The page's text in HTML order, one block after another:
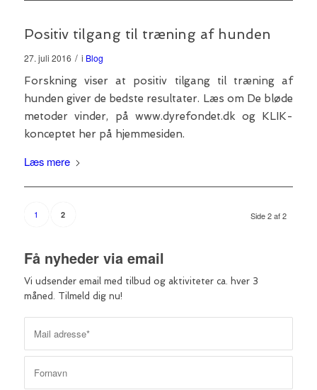
Positiv tilgang til træning af hunden
27. juli 2016 / i Blog
Forskning viser at positiv tilgang til træning af
hunden giver de bedste resultater. Læs om De bløde
metoder vinder, på www.dyrefondet.dk og KLIK-
konceptet her på hjemmesiden.
Læs mere
Side 2 af 2
1 2
Få nyheder via email
Vi udsender email med tilbud og aktiviteter ca. hver 3
måned. Tilmeld dig nu!